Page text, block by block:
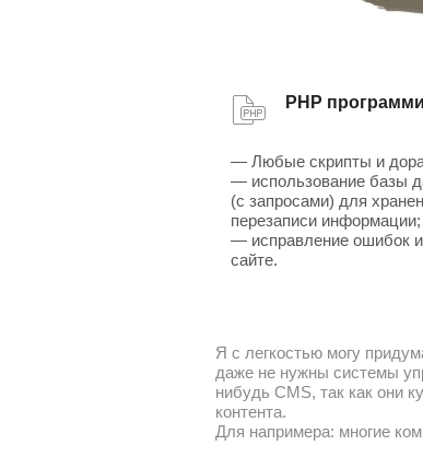
PHP
— Любые скрипты и
— использование базы
(с запросами) для
перезаписи информации;
— исправление ошибок
сайте.
Я с легкостью могу
даже не нужны системы
нибудь CMS, так как они
контента.
Для напримера: многие